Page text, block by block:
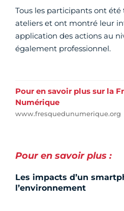
Tous les participants ont été
ateliers et ont montré leur
application des actions au
également professionnel.
Pour en savoir plus sur la
Numérique
www.fresquedunumerique.org
Pour en savoir plus :
Les impacts d’un
l’environnement